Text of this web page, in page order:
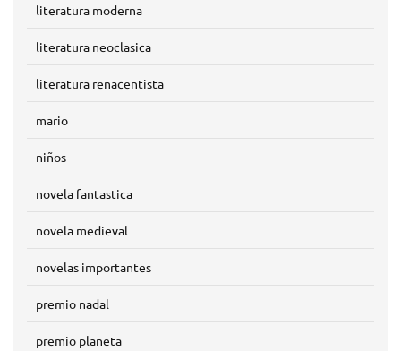
literatura moderna
literatura neoclasica
literatura renacentista
mario
niños
novela fantastica
novela medieval
novelas importantes
premio nadal
premio planeta